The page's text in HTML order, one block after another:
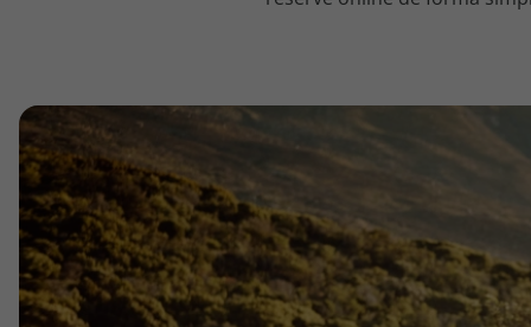
topatlantico@topatlantico.com